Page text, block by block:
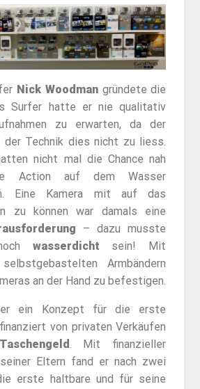
Nick Woodmangründete die
Surfer hatte er nie qualitativ
zu erwarten, da der
der Technik dies nicht zu liess.
nicht mal die Chance nah
Action auf dem Wasser
Eine Kamera mit auf das
zu können war damals eine
– dazu musste
wasserdicht sein! Mit
Armbändern
an der Hand zu befestigen.
ein Konzept für die erste
von privaten Verkäufen
Taschengeld. Mit finanzieller
Eltern fand er nach zwei
erste haltbare und für seine